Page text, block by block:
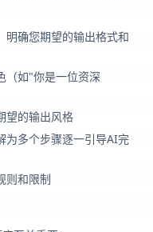
明确您期望的输出格式和
（如"你是一位资深
望的输出风格
为多个步骤逐一引导AI完
则和限制